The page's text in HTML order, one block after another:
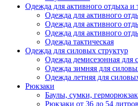
Одежда для активного отдыха и
Одежда для активного
Одежда для активного
Одежда для активного
Одежда тактическая
Одежда для силовых структур
Одежда демисезонная для
Одежда зимняя для
Одежда летняя для
Рюкзаки
Баулы, сумки,
Рюкзаки от 36 до 54 литров